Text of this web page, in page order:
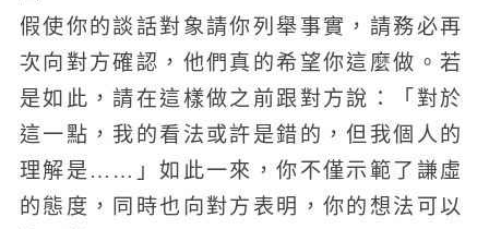
假使你的談話對象請你列舉事實，請務必再
次向對方確認，他們真的希望你這麼做。若
是如此，請在這樣做之前跟對方說：「對於
這一點，我的看法或許是錯的，但我個人的
理解是……」如此一來，你不僅示範了謙虛
的態度，同時也向對方表明，你的想法可以